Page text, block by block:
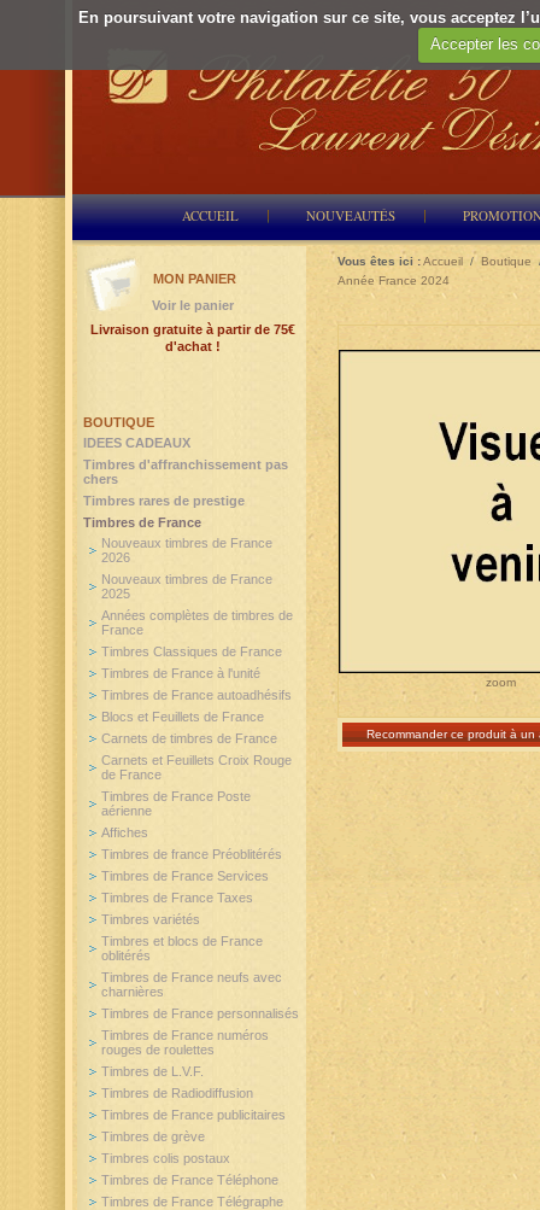
En poursuivant votre navigation sur ce site, vous acceptez
Accepter les
ACCUEIL NOUVEAUTÉS
Vous êtes ici :Accueil / Boutique
Année France 2024
zoom
Recommander ce produit à un
BOUTIQUE
IDEES CADEAUX
Timbres d'affranchissement pas
chers
Timbres rares de prestige
Timbres de France
Nouveaux timbres de France
2026
Nouveaux timbres de France
2025
Années complètes de timbres de
France
Timbres Classiques de France
Timbres de France à l'unité
Timbres de France autoadhésifs
Blocs et Feuillets de France
Carnets de timbres de France
Carnets et Feuillets Croix Rouge
de France
Timbres de France Poste
aérienne
Affiches
Timbres de france Préoblitérés
Timbres de France Services
Timbres de France Taxes
Timbres variétés
Timbres et blocs de France
oblitérés
Timbres de France neufs avec
charnières
Timbres de France personnalisés
Timbres de France numéros
rouges de roulettes
Timbres de L.V.F.
Timbres de Radiodiffusion
Timbres de France publicitaires
Timbres de grève
Timbres colis postaux
Timbres de France Téléphone
Timbres de France Télégraphe
MON PANIER
Voir le panier
Livraison gratuite à partir de 75€
d'achat !